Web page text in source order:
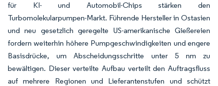
für KI- und Automobil-Chips stärken den
Turbomolekularpumpen-Markt. Führende Hersteller in Ostasien
und neu gesetzlich geregelte US-amerikanische Gießereien
fordern weiterhin höhere Pumpgeschwindigkeiten und engere
Basisdrücke, um Abscheidungsschritte unter 5 nm zu
bewältigen. Dieser verteilte Aufbau verteilt den Auftragsfluss
auf mehrere Regionen und Lieferantenstufen und schützt